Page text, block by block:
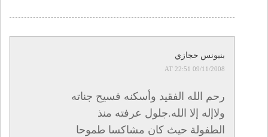
بنيونس حجازي
09/11/2008 AT 22:51
رحم الله الفقيد وأسكنه فسيح جناته
ولاإله إلا الله.جلول عرفته منذ
الطفولة حيث كان مشاكسا طموحا